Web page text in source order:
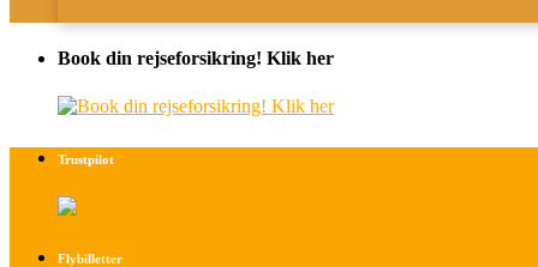
Book din rejseforsikring! Klik her
Trustpilot
Flybilletter